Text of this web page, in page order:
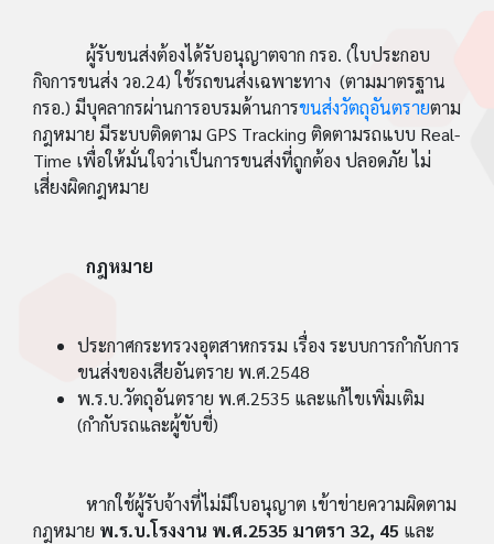
ผู้รับขนส่งต้องได้รับอนุญาตจาก กรอ. (ใบประกอบ
กิจการขนส่ง วอ.24) ใช้รถขนส่งเฉพาะทาง (ตามมาตรฐาน
กรอ.) มีบุคลากรผ่านการอบรมด้านการขนส่งวัตถุอันตรายตาม
กฎหมาย มีระบบติดตาม GPS Tracking ติดตามรถแบบ Real-
Time เพื่อให้มั่นใจว่าเป็นการขนส่งที่ถูกต้อง ปลอดภัย ไม่
เสี่ยงผิดกฎหมาย
กฎหมาย
ประกาศกระทรวงอุตสาหกรรม เรื่อง ระบบการกำกับการ
ขนส่งของเสียอันตราย พ.ศ.2548
พ.ร.บ.วัตถุอันตราย พ.ศ.2535 และแก้ไขเพิ่มเติม
(กำกับรถและผู้ขับขี่)
หากใช้ผู้รับจ้างที่ไม่มีใบอนุญาต เข้าข่ายความผิดตาม
กฎหมาย พ.ร.บ.โรงงาน พ.ศ.2535 มาตรา 32, 45 และ